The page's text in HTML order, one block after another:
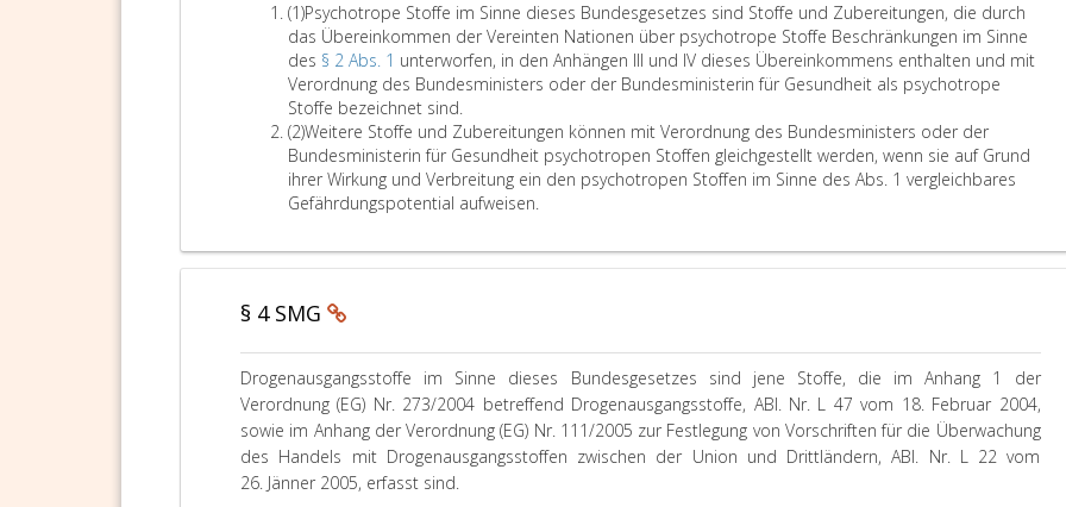
e
s
B
n
d
e
s
e
s
s
i
n
m
S
i
n
e
d
e
n
d
e
s
g
f
f
e
u
n
d
Z
u
b
r
u
n
e
n
k
a
b
e
e
r
E
i
S
u
c
h
t
(1)A
b
s
a
t
z
e
i
n
Psychotrope Stoffe im Sinne dieses Bundesgesetzes sind Stoffe und Zubereitungen, die durch
das Übereinkommen der Vereinten Nationen über psychotrope Stoffe Beschränkungen im Sinne
des § 2 Abs. 1 unterworfen, in den Anhängen III und IV dieses Übereinkommens enthalten und mit
Verordnung des Bundesministers oder der Bundesministerin für Gesundheit als psychotrope
Stoffe bezeichnet sind.
s
y
c
h
t
r
S
t
o
f
f
(2)A
b
s
a
z
2
Weitere Stoffe und Zubereitungen können mit Verordnung des Bundesministers oder der
Bundesministerin für Gesundheit psychotropen Stoffen gleichgestellt werden, wenn sie auf Grund
ihrer Wirkung und Verbreitung ein den psychotropen Stoffen im Sinne des Abs. 1 vergleichbares
Gefährdungspotential aufweisen.
i
t
t
o
f
f
§ 4 SMG
P
a
r
g
r
Drogenausgangsstoffe im Sinne dieses Bundesgesetzes sind jene Stoffe, die im Anhang 1 der
Verordnung (EG) Nr. 273/2004 betreffend Drogenausgangsstoffe, ABl. Nr. L 47 vom 18. Februar 2004,
sowie im Anhang der Verordnung (EG) Nr. 111/2005 zur Festlegung von Vorschriften für die Überwachung
des Handels mit Drogenausgangsstoffen zwischen der Union und Drittländern, ABl. Nr. L 22 vom
26. Jänner 2005, erfasst sind.